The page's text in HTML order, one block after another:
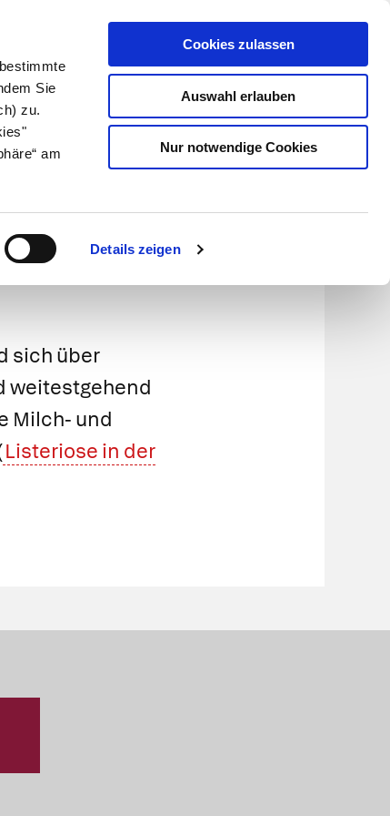
Sie
zu.
am
Details zeigen
Cookies zulassen
Auswahl erlauben
Nur notwendige Cookies
Kundenlogin
Suche
Über uns
sich über
weitestgehend
Milch- und
Listeriose in der